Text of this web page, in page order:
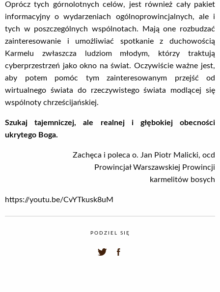
Oprócz tych górnolotnych celów, jest również cały pakiet
informacyjny o wydarzeniach ogólnoprowincjalnych, ale i
tych w poszczególnych wspólnotach. Mają one rozbudzać
zainteresowanie i umożliwiać spotkanie z duchowością
Karmelu zwłaszcza ludziom młodym, którzy traktują
cyberprzestrzeń jako okno na świat. Oczywiście ważne jest,
aby potem pomóc tym zainteresowanym przejść od
wirtualnego świata do rzeczywistego świata modlącej się
wspólnoty chrześcijańskiej.
Szukaj tajemniczej, ale realnej i głębokiej obecności
ukrytego Boga.
Zachęca i poleca o. Jan Piotr Malicki, ocd
Prowincjał Warszawskiej Prowincji
karmelitów bosych
https://youtu.be/CvYTkusk8uM
PODZIEL SIĘ